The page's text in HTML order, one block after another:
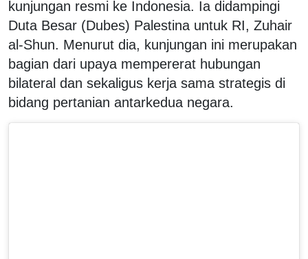
kunjungan resmi ke Indonesia. Ia didampingi
Duta Besar (Dubes) Palestina untuk RI, Zuhair
al-Shun. Menurut dia, kunjungan ini merupakan
bagian dari upaya mempererat hubungan
bilateral dan sekaligus kerja sama strategis di
bidang pertanian antarkedua negara.